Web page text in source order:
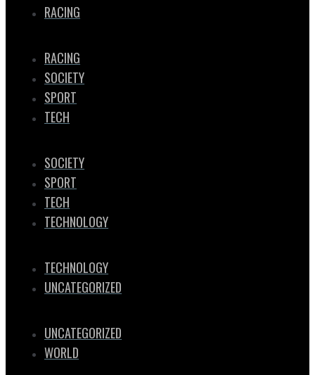
RACING
RACING
SOCIETY
SPORT
TECH
SOCIETY
SPORT
TECH
TECHNOLOGY
TECHNOLOGY
UNCATEGORIZED
UNCATEGORIZED
WORLD